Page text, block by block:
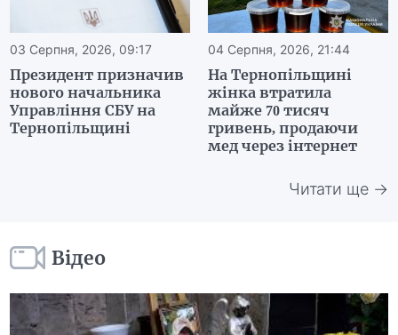
03 Серпня, 2026, 09:17
Президент призначив
нового начальника
Управління СБУ на
Тернопільщині
04 Серпня, 2026, 21:44
На Тернопільщині
жінка втратила
майже 70 тисяч
гривень, продаючи
мед через інтернет
Читати ще →
Відео